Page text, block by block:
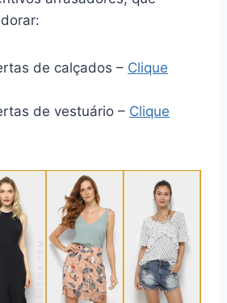
de calçados – Clique
de vestuário – Clique